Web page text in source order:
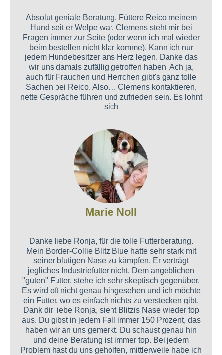
Absolut geniale Beratung. Füttere Reico meinem
Hund seit er Welpe war. Clemens steht mir bei
Fragen immer zur Seite (oder wenn ich mal wieder
beim bestellen nicht klar komme). Kann ich nur
jedem Hundebesitzer ans Herz legen. Danke das
wir uns damals zufällig getroffen haben. Ach ja,
auch für Frauchen und Herrchen gibt's ganz tolle
Sachen bei Reico. Also.... Clemens kontaktieren,
nette Gespräche führen und zufrieden sein. Es lohnt
sich
Marie Noll
Danke liebe Ronja, für die tolle Futterberatung.
Mein Border-Collie BlitziBlue hatte sehr stark mit
seiner blutigen Nase zu kämpfen. Er verträgt
jegliches Industriefutter nicht. Dem angeblichen
"guten" Futter, stehe ich sehr skeptisch gegenüber.
Es wird oft nicht genau hingesehen und ich möchte
ein Futter, wo es einfach nichts zu verstecken gibt.
Dank dir liebe Ronja, sieht Blitzis Nase wieder top
aus. Du gibst in jedem Fall immer 150 Prozent, das
haben wir an uns gemerkt. Du schaust genau hin
und deine Beratung ist immer top. Bei jedem
Problem hast du uns geholfen, mittlerweile habe ich